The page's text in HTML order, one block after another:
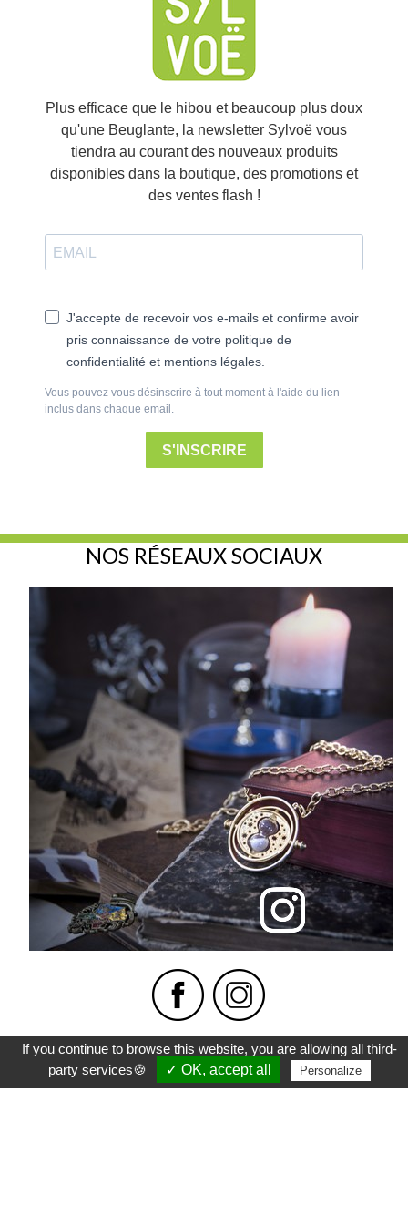
Plus efficace que le hibou et beaucoup plus doux
qu'une Beuglante, la newsletter Sylvoë vous
tiendra au courant des nouveaux produits
disponibles dans la boutique, des promotions et
des ventes flash !
J'accepte de recevoir vos e-mails et confirme avoir
pris connaissance de votre politique de
confidentialité et mentions légales.
Vous pouvez vous désinscrire à tout moment à l'aide du lien
inclus dans chaque email.
S'INSCRIRE
NOS RÉSEAUX SOCIAUX
@SYLVOE